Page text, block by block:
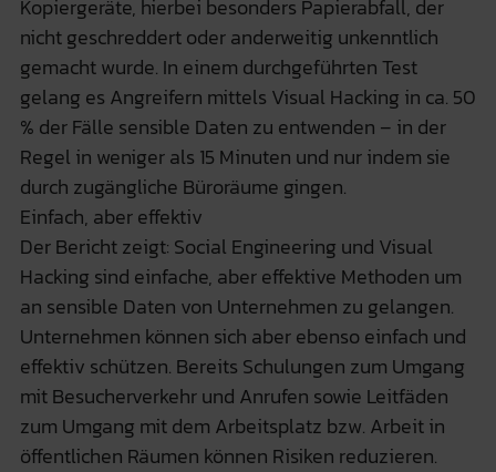
Kopiergeräte, hierbei besonders Papierabfall, der
nicht geschreddert oder anderweitig unkenntlich
gemacht wurde. In einem durchgeführten Test
gelang es Angreifern mittels Visual Hacking in ca. 50
% der Fälle sensible Daten zu entwenden – in der
Regel in weniger als 15 Minuten und nur indem sie
durch zugängliche Büroräume gingen.
Einfach, aber effektiv
Der Bericht zeigt: Social Engineering und Visual
Hacking sind einfache, aber effektive Methoden um
an sensible Daten von Unternehmen zu gelangen.
Unternehmen können sich aber ebenso einfach und
effektiv schützen. Bereits Schulungen zum Umgang
mit Besucherverkehr und Anrufen sowie Leitfäden
zum Umgang mit dem Arbeitsplatz bzw. Arbeit in
öffentlichen Räumen können Risiken reduzieren.